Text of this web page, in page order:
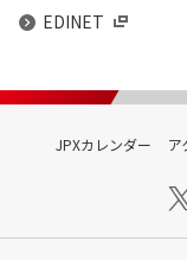
EDINET
JPXカレンダー ア